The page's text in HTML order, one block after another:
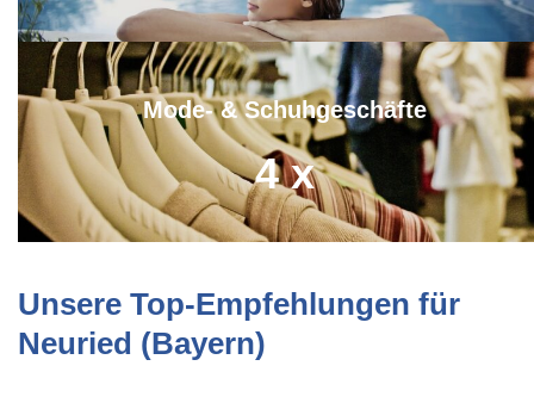
Mode- & Schuhgeschäfte
4 x
Unsere Top-Empfehlungen für
Neuried (Bayern)